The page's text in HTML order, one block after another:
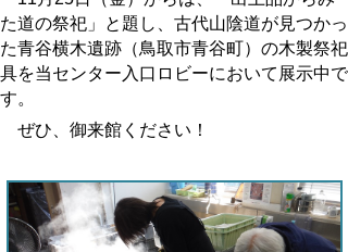
た道の祭祀」と題し、古代山陰道が見つかっ
た青谷横木遺跡（鳥取市青谷町）の木製祭祀
具を当センター入口ロビーにおいて展示中で
す。
ぜひ、御来館ください！